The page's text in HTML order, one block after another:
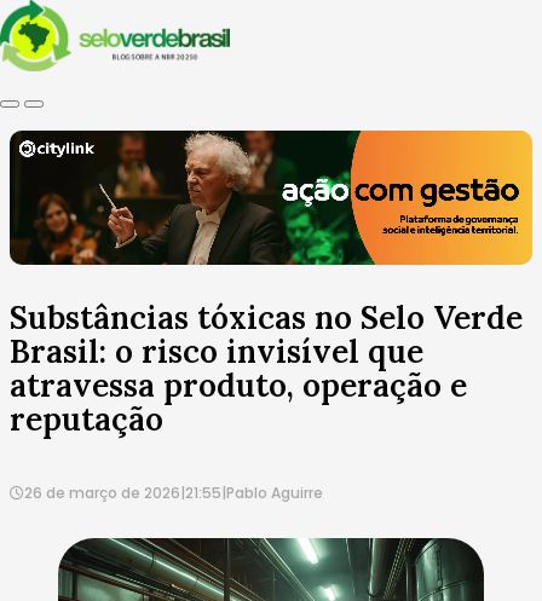
Substâncias tóxicas no Selo Verde
Brasil: o risco invisível que
atravessa produto, operação e
reputação
26 de março de 2026|21:55|Pablo Aguirre